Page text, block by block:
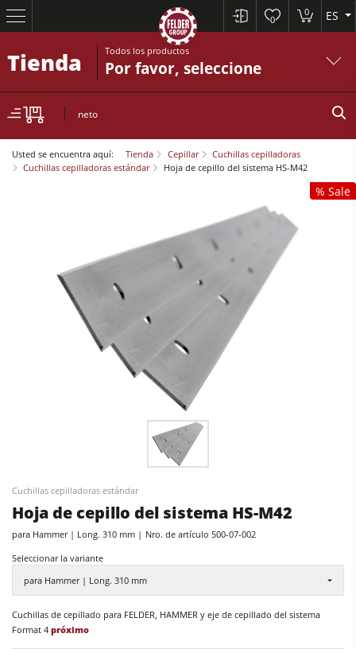
0
0 ES
Sierras circulares y escuadradoras
Cepilladoras-regruesadoras
Tupís
Escuadradoras-tupís
Combinadas de 5 operaciones
Lijadoras de banda larga y de cantos
Máquinas cepilladoras y lijadoras de cepillos
Sierras de cinta
Seccionadoras
Extractores de polvo con filtro de aire
Sierras circulares y escuadradoras
Cepilladoras-regruesadoras
Encoladoras de cantos
Máquina de cepillado
Sierras de cinta
Taladros
Prensas de platos calientes & prensas de vacío
Sistemas de aspiración
Tienda Todos los productos
Por favor, seleccione
neto
Usted se encuentra aquí: Tienda Cepillar
Cuchillas cepilladoras
Cuchillas cepilladoras estándar
Hoja de cepillo del sistema HS-M42
% Sale
Cuchillas cepilladoras estándar
Hoja de cepillo del sistema HS-M42
para Hammer | Long. 310 mm Nro. de artículo 500-07-002
Seleccionar la variante
para Hammer | Long. 310 mm
Cuchillas de cepillado para FELDER, HAMMER y eje de cepillado del sistema
Format 4 próximo